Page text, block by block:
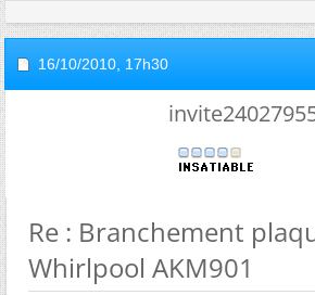
16/10/2010, 17h30
Re : Branchement
Whirlpool AKM901